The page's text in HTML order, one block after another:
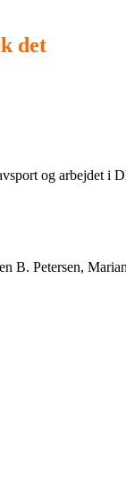
det
og arbejdet i
B. Petersen,